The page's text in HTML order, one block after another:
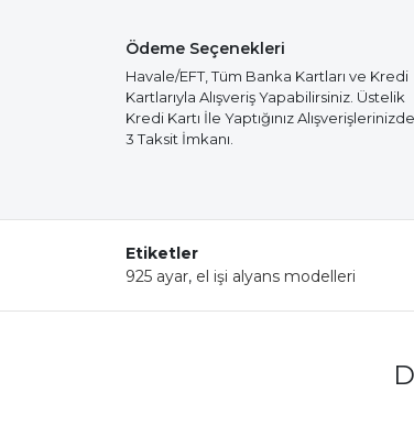
Ödeme Seçenekleri
Havale/EFT, Tüm Banka Kartları ve Kredi
Kartlarıyla Alışveriş Yapabilirsiniz. Üstelik
Kredi Kartı İle Yaptığınız Alışverişlerinizde
3 Taksit İmkanı.
Etiketler
925 ayar, el işi alyans modelleri